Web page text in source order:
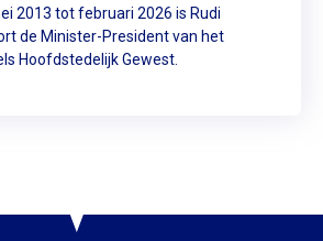
2013 tot februari 2026 is Rudi
de Minister-President van het
Hoofdstedelijk Gewest.